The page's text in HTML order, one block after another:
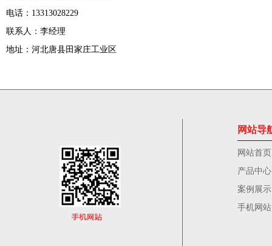
电话：13313028229
联系人：李经理
地址：河北唐县田家庄工业区
网站导
网站首页
产品中心
案例展示
手机网站